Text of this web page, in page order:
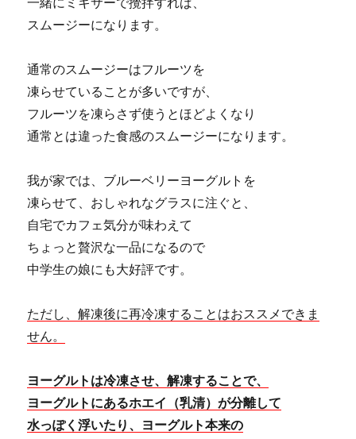
一緒にミキサーで攪拌すれば、
スムージーになります。
通常のスムージーはフルーツを
凍らせていることが多いですが、
フルーツを凍らさず使うとほどよくなり
通常とは違った食感のスムージーになります。
我が家では、ブルーベリーヨーグルトを
凍らせて、おしゃれなグラスに注ぐと、
自宅でカフェ気分が味わえて
ちょっと贅沢な一品になるので
中学生の娘にも大好評です。
ただし、解凍後に再冷凍することはおススメできま
せん。
ヨーグルトは冷凍させ、解凍することで、
ヨーグルトにあるホエイ（乳清）が分離して
水っぽく浮いたり、ヨーグルト本来の